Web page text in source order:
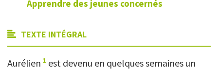
Apprendre des jeunes concernés
TEXTE INTÉGRAL
Aurélien 1 est devenu en quelques semaines un